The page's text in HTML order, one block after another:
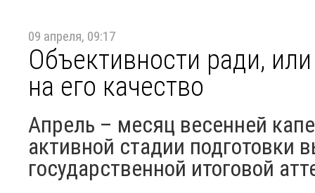
09 апреля, 09:17
Объективности ради,
на его качество
Апрель – месяц весенней
активной стадии подготовки
государственной итоговой